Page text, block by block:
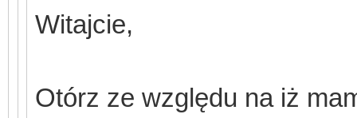
Witajcie,
Otórz ze względu na iż